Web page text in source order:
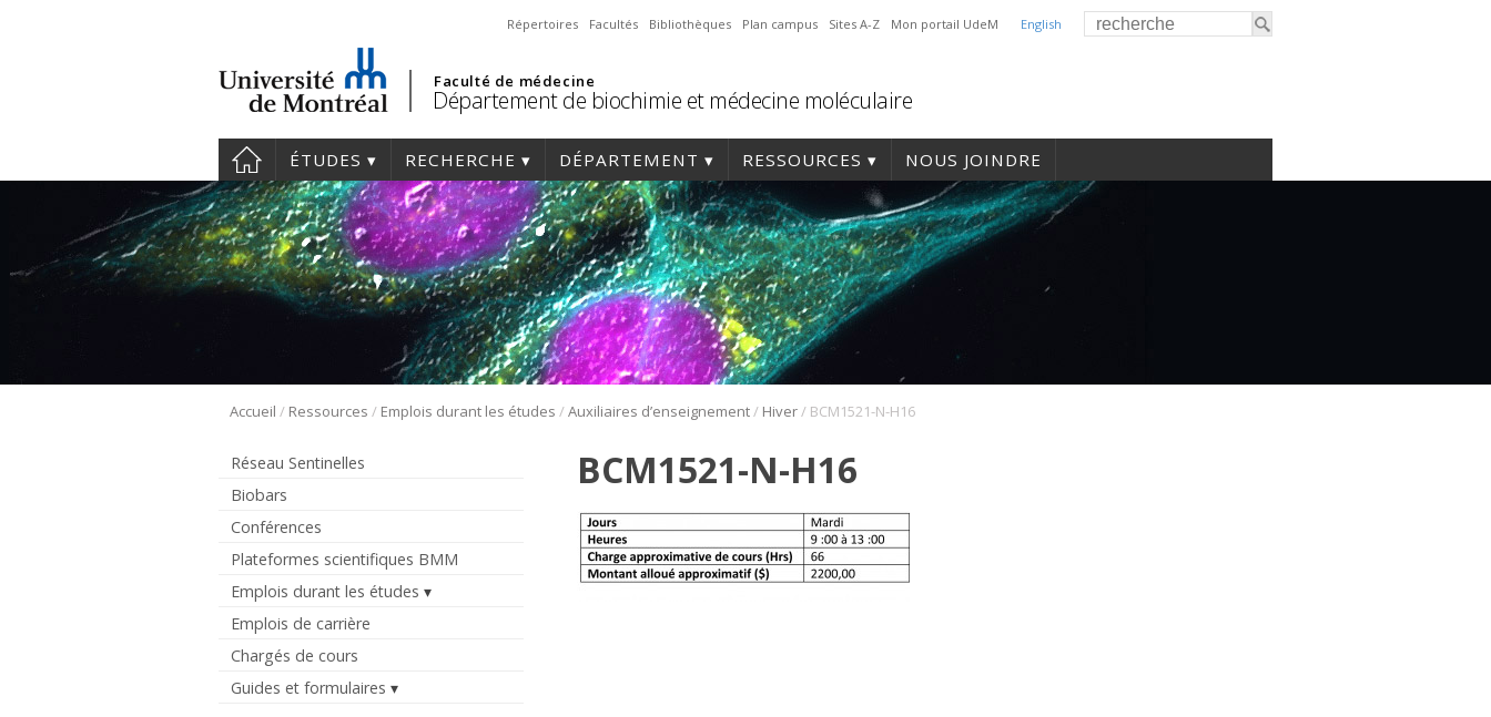
English
Répertoires Facultés Bibliothèques Plan campus Sites A-Z Mon portail UdeM
Faculté de médecine
Département de biochimie et médecine moléculaire
ÉTUDES RECHERCHE DÉPARTEMENT RESSOURCES NOUS JOINDRE
Accueil / Ressources / Emplois durant les études /Auxiliaires d’enseignement/ Hiver/ BCM1521-N-H16
Réseau Sentinelles
Biobars
Conférences
Plateformes scientifiques BMM
Emplois durant les études
Emplois de carrière
Chargés de cours
Guides et formulaires
BCM1521-N-H16